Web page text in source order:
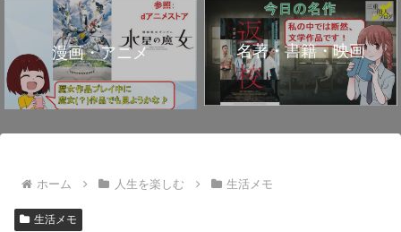
漫画・アニメ 名著・書籍・映画
ホーム 人生を楽しむ 生活メモ
生活メモ